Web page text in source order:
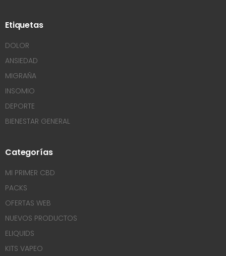
Etiquetas
DOLOR
ANSIEDAD
MIGRAÑA
INSOMIO
DEPORTE
BIENESTAR GENERAL
Categorías
MI PRIMER CBD
PACKS
OFERTAS WEB
NUEVOS PRODUCTOS
ELIQUIDS
KITS VAPEO